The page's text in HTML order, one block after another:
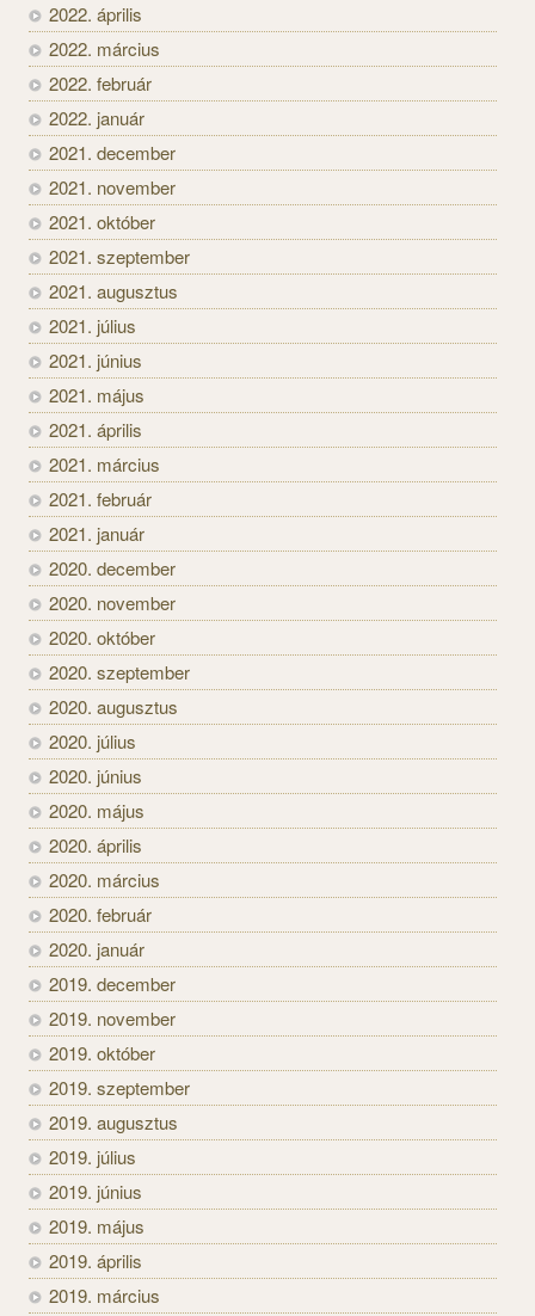
2022. április
2022. március
2022. február
2022. január
2021. december
2021. november
2021. október
2021. szeptember
2021. augusztus
2021. július
2021. június
2021. május
2021. április
2021. március
2021. február
2021. január
2020. december
2020. november
2020. október
2020. szeptember
2020. augusztus
2020. július
2020. június
2020. május
2020. április
2020. március
2020. február
2020. január
2019. december
2019. november
2019. október
2019. szeptember
2019. augusztus
2019. július
2019. június
2019. május
2019. április
2019. március